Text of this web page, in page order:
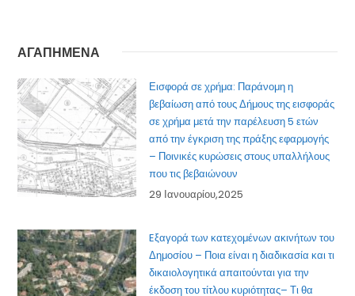
ΑΓΑΠΗΜΕΝΑ
Εισφορά σε χρήμα: Παράνομη η
βεβαίωση από τους Δήμους της εισφοράς
σε χρήμα μετά την παρέλευση 5 ετών
από την έγκριση της πράξης εφαρμογής
– Ποινικές κυρώσεις στους υπαλλήλους
που τις βεβαιώνουν
29 Ιανουαρίου,2025
Eξαγορά των κατεχομένων ακινήτων του
Δημοσίου – Ποια είναι η διαδικασία και τι
δικαιολογητικά απαιτούνται για την
έκδοση του τίτλου κυριότητας– Τι θα